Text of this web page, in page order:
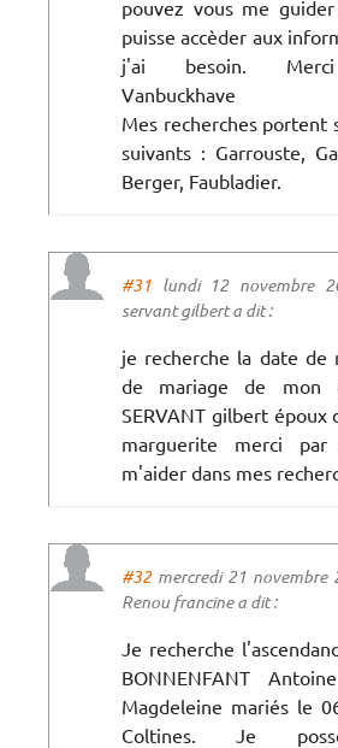
pouvez vous me
puisse accèder aux
j'ai besoin.
Vanbuckhave
Mes recherches portent
suivants : Garrouste,
Berger, Faubladier.
#31 lundi 12 novembre
servant gilbert a dit :
je recherche la date de
de mariage de mon
SERVANT gilbert époux
marguerite merci par
m'aider dans mes
#32mercredi 21 novembre
Renou francine a dit :
Je recherche
BONNENFANT
Magdeleine mariés le
Coltines. Je